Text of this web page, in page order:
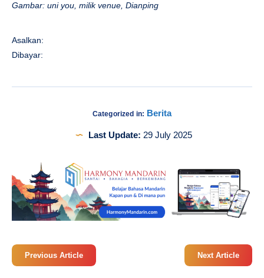
Gambar: uni you, milik venue, Dianping
Asalkan:
Dibayar:
Categorized in: Berita
Last Update: 29 July 2025
Previous Article Next Article